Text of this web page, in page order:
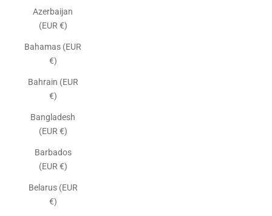
Azerbaijan
(EUR €)
Bahamas (EUR
€)
Bahrain (EUR
€)
Bangladesh
(EUR €)
Barbados
(EUR €)
Belarus (EUR
€)